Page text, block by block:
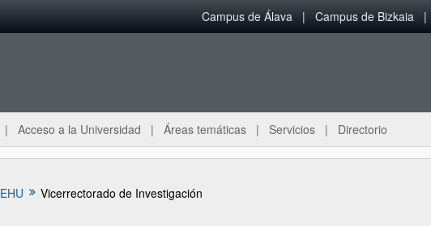
Campus de Álava Campus de Bizkaia
Acceso a la Universidad Áreas temáticas Servicios Directorio
EHU Vicerrectorado de Investigación